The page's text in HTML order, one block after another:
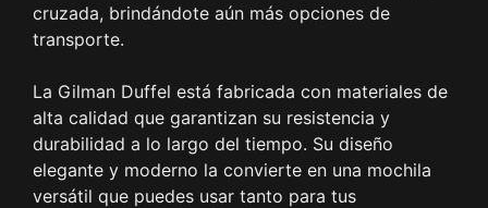
cruzada, brindándote aún más opciones de
transporte.
La Gilman Duffel está fabricada con materiales de
alta calidad que garantizan su resistencia y
durabilidad a lo largo del tiempo. Su diseño
elegante y moderno la convierte en una mochila
versátil que puedes usar tanto para tus